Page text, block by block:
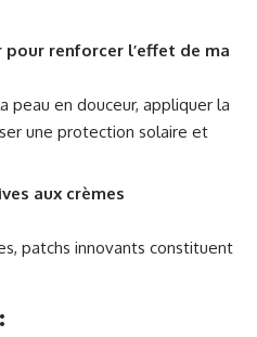
renforcer l’effet de ma
peau en douceur, appliquer la
une protection solaire et
aux crèmes
patchs innovants constituent